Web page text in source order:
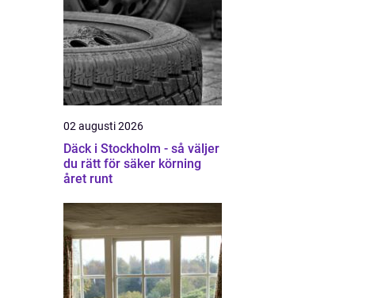
02 augusti 2026
Däck i Stockholm - så väljer
du rätt för säker körning
året runt